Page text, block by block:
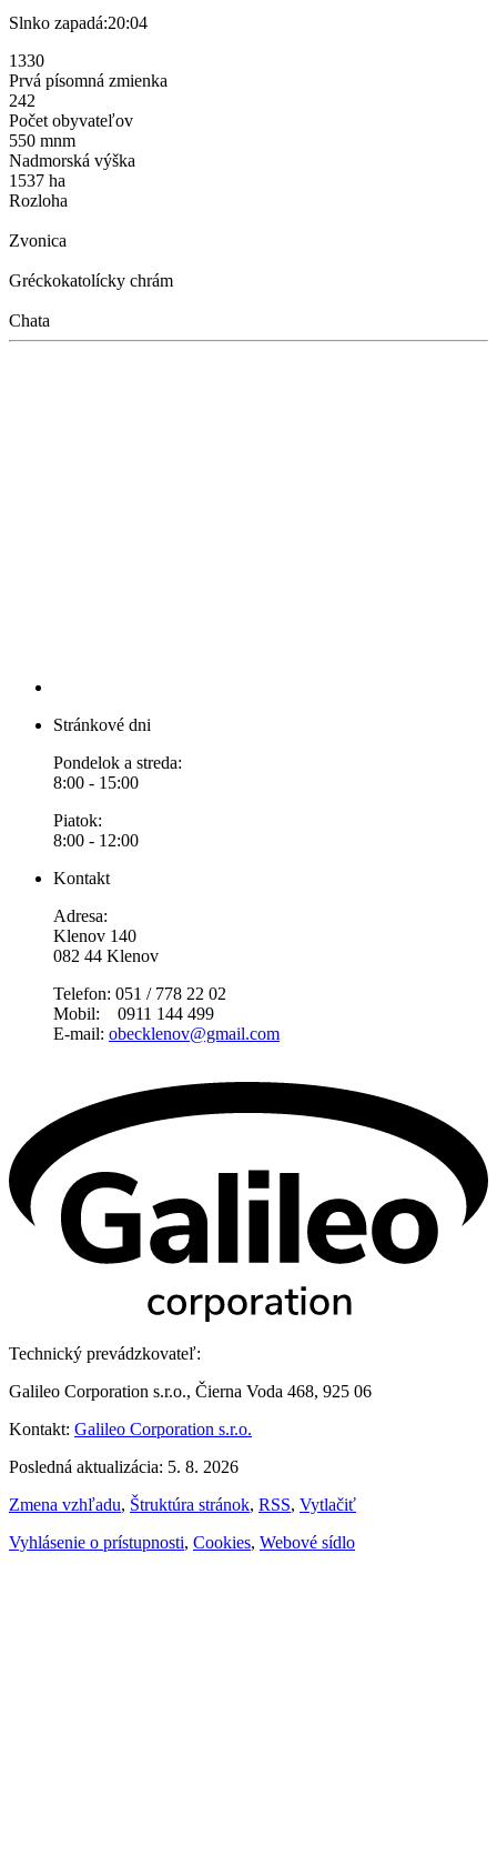
Slnko zapadá:20:04
1330
Prvá písomná zmienka
242
Počet obyvateľov
550 mnm
Nadmorská výška
1537 ha
Rozloha
Zvonica
Gréckokatolícky chrám
Chata
Stránkové dni
Pondelok a streda:
8:00 - 15:00
Piatok:
8:00 - 12:00
Kontakt
Adresa:
Klenov 140
082 44 Klenov
Telefon: 051 / 778 22 02
Mobil: 0911 144 499
E-mail: obecklenov@gmail.com
Technický prevádzkovateľ:
Galileo Corporation s.r.o., Čierna Voda 468, 925 06
Kontakt: Galileo Corporation s.r.o.
Posledná aktualizácia: 5. 8. 2026
Zmena vzhľadu, Štruktúra stránok, RSS, Vytlačiť
Vyhlásenie o prístupnosti, Cookies, Webové sídlo